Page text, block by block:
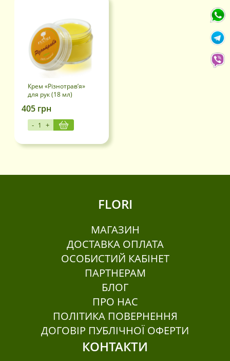
Крем «Різнотрав’я»
для рук (18 мл)
405 грн
- +
FLORI
МАГАЗИН
ДОСТАВКА ОПЛАТА
ОСОБИСТИЙ КАБІНЕТ
ПАРТНЕРАМ
БЛОГ
ПРО НАС
ПОЛІТИКА ПОВЕРНЕННЯ
ДОГОВІР ПУБЛІЧНОЇ ОФЕРТИ
КОНТАКТИ
Тільки покупці, які увійшли на сайт і вже
купили цей товар, можуть залишати
відгуки.